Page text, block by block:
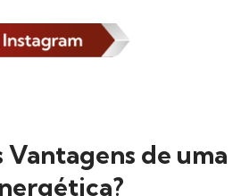
Vantagens de uma